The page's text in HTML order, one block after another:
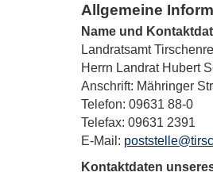
Allgemeine
Name und
Landratsamt
Herrn Landrat Hubert
Anschrift: Mähringer
Telefon: 09631 88-0
Telefax: 09631 2391
E-Mail:
Kontaktdaten